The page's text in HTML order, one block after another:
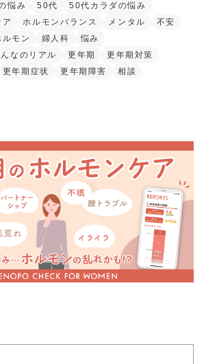
悩み 50代
50代カラダの悩み
ホルモンバランス メンタル
不安
モン 婦人科
悩み
なのリアル
更年期
更年期対策
更年期症状 更年期障害 相談